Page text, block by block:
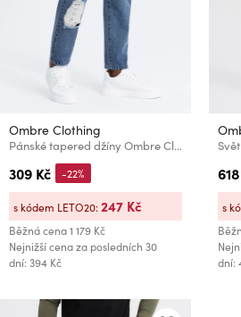
Ombre Clothing
Pánské tapered džíny Ombre Clothing
309 Kč
Běžná cena1 179 Kč
Nejnižší cena za posledních 30
dní: 394 Kč
-22%
s kódem LETO20:247 Kč
dní:
s